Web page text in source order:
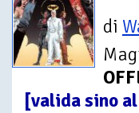
di
[valida sino